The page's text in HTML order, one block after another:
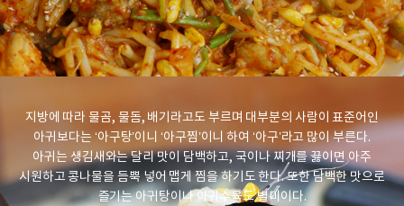
지방에 따라 물곰, 물돔, 배기라고도 부르며 대부분의 사람이 표준어인
아귀보다는 ‘아구탕’이니 ‘아구찜’이니 하여 ‘아구’라고 많이 부른다.
아귀는 생김새와는 달리 맛이 담백하고, 국이나 찌개를 끓이면 아주
시원하고 콩나물을 듬뿍 넣어 맵게 찜을 하기도 한다.또한 담백한 맛으로
즐기는 아귀탕이나 아귀수육도 별미이다.